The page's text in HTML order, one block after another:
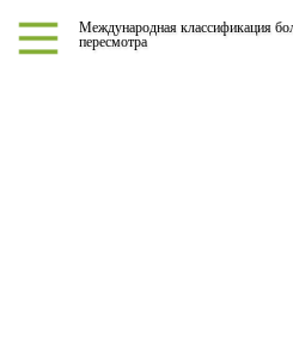
Международная классификация
пересмотра